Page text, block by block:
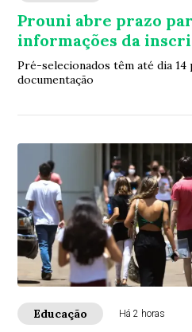
Prouni abre prazo
informações da
Pré-selecionados têm até dia
documentação
Educação Há 2 horas